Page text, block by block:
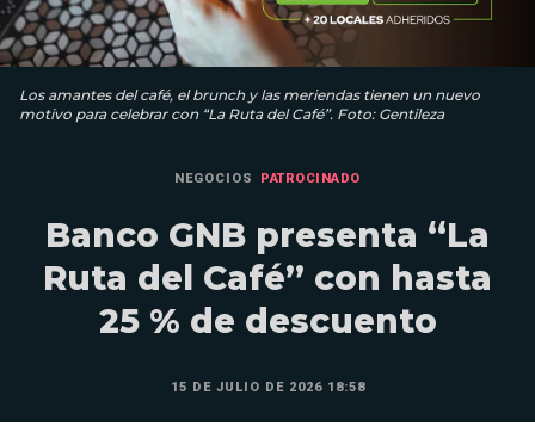
Los amantes del café, el brunch y las meriendas tienen un nuevo
motivo para celebrar con “La Ruta del Café”. Foto: Gentileza
NEGOCIOS PATROCINADO
Banco GNB presenta “La
Ruta del Café” con hasta
25 % de descuento
15 DE JULIO DE 2026 18:58